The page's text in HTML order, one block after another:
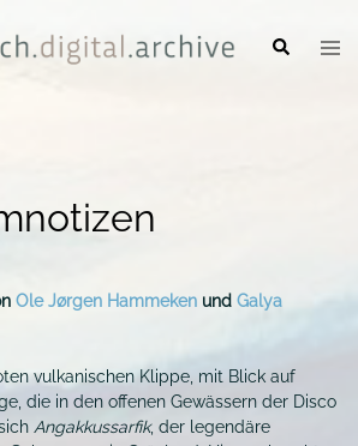
Suche
Ole Jørgen Hammeken und Galya
vulkanischen Klippe, mit Blick auf
die in den offenen Gewässern der Disco
Angakkussarfik, der legendäre